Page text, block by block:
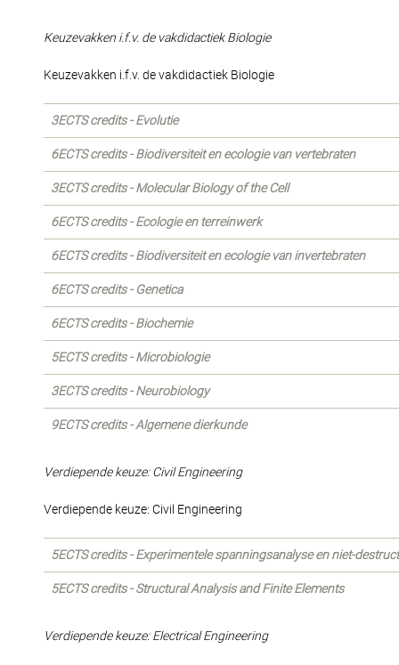
Keuzevakken i.f.v. de vakdidactiek Biologie
Keuzevakken i.f.v. de vakdidactiek Biologie
3ECTS credits - Evolutie
6ECTS credits - Biodiversiteit en ecologie van vertebraten
3ECTS credits - Molecular Biology of the Cell
6ECTS credits - Ecologie en terreinwerk
6ECTS credits - Biodiversiteit en ecologie van invertebraten
6ECTS credits - Genetica
6ECTS credits - Biochemie
5ECTS credits - Microbiologie
3ECTS credits - Neurobiology
9ECTS credits - Algemene dierkunde
Verdiepende keuze: Civil Engineering
Verdiepende keuze: Civil Engineering
5ECTS credits - Experimentele spanningsanalyse en niet-
5ECTS credits - Structural Analysis and Finite Elements
Verdiepende keuze: Electrical Engineering